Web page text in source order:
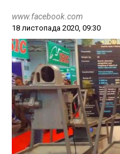
www.facebook.com
18 листопада 2020, 09:30